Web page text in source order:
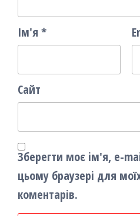
Ім'я *
Сайт
Зберегти моє ім'я, e-
цьому браузері для
коментарів.